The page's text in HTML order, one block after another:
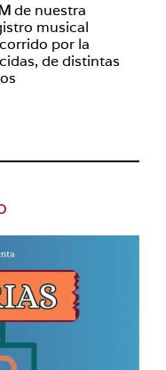
de nuestra
musical
por la
de distintas